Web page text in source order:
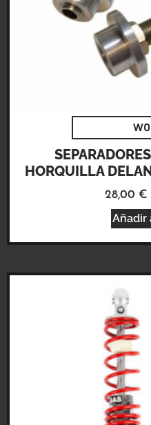
HORQUILLA
28,00 €
Añadir